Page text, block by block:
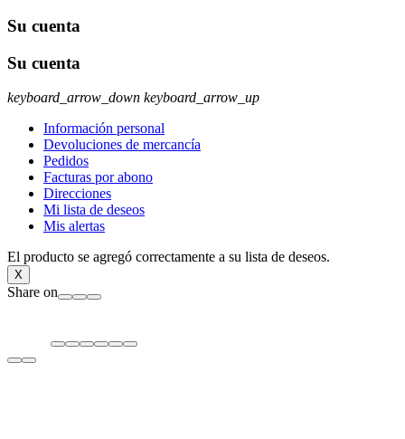
Su cuenta
Su cuenta
keyboard_arrow_down keyboard_arrow_up
Información personal
Devoluciones de mercancía
Pedidos
Facturas por abono
Direcciones
Mi lista de deseos
Mis alertas
El producto se agregó correctamente a su lista de deseos.
X
Share on